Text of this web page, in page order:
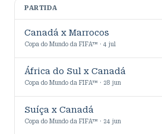
PARTIDA
Canadá x Marrocos
Copa do Mundo da FIFA™ · 4 jul
África do Sul x Canadá
Copa do Mundo da FIFA™ · 28 jun
Suíça x Canadá
Copa do Mundo da FIFA™ · 24 jun